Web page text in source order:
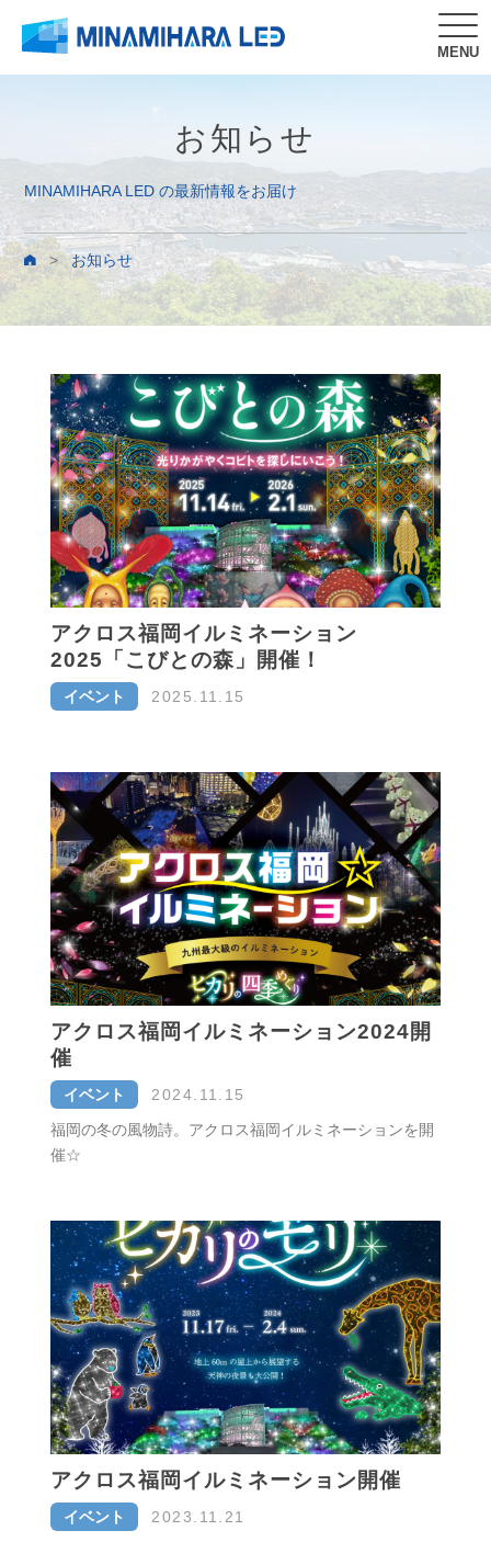
MENU
お知らせ
MINAMIHARA LED の最新情報をお届け
> お知らせ
アクロス福岡イルミネーション
2025「こびとの森」開催！
イベント 2025.11.15
アクロス福岡イルミネーション2024開
催
イベント
2024.11.15
福岡の冬の風物詩。アクロス福岡イルミネーションを開
催☆
アクロス福岡イルミネーション開催
イベント
2023.11.21